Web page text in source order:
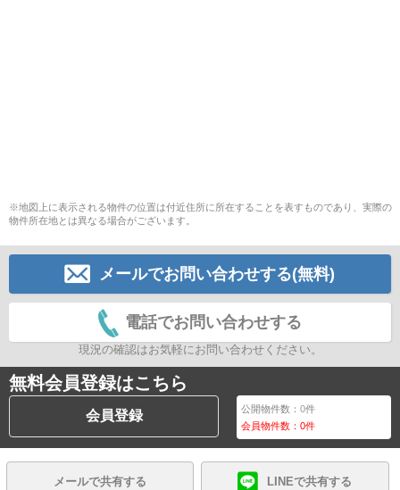
※地図上に表示される物件の位置は付近住所に所在することを表すものであり、実際の
物件所在地とは異なる場合がございます。
メールでお問い合わせする(無料)
電話でお問い合わせする
現況の確認はお気軽にお問い合わせください。
無料会員登録はこちら
会員登録 公開物件数：0件
会員物件数：0件
メールで共有する LINEで共有する